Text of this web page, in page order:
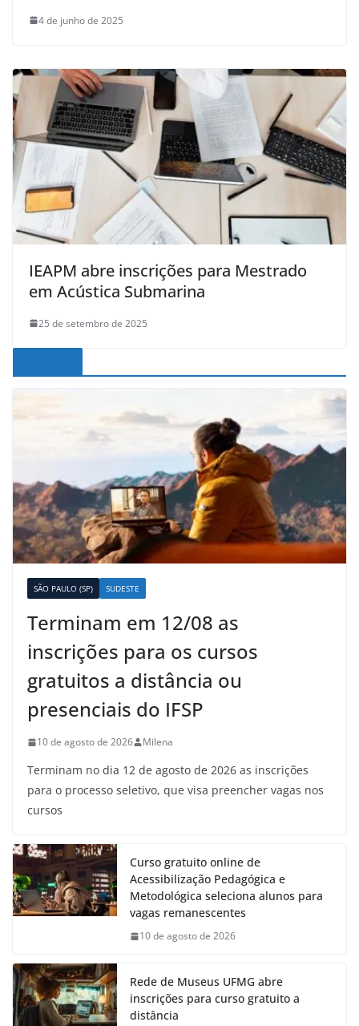
4 de junho de 2025
IEAPM abre inscrições para Mestrado
em Acústica Submarina
25 de setembro de 2025
SÃO PAULO (SP) SUDESTE
Terminam em 12/08 as
inscrições para os cursos
gratuitos a distância ou
presenciais do IFSP
10 de agosto de 2026 Milena
Terminam no dia 12 de agosto de 2026 as inscrições
para o processo seletivo, que visa preencher vagas nos
cursos
Curso gratuito online de
Acessibilização Pedagógica e
Metodológica seleciona alunos para
vagas remanescentes
10 de agosto de 2026
Rede de Museus UFMG abre
inscrições para curso gratuito a
distância